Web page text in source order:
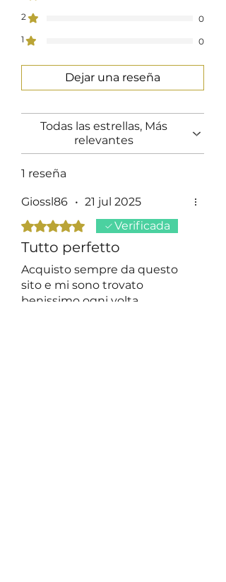
2
0
1
0
Dejar una reseña
Todas las estrellas, Más
relevantes
1 reseña
Giossl86 • 21 jul 2025
Obtuvo 5 de 5 estrellas.Verificada
Tutto perfetto
Acquisto sempre da questo
sito e mi sono trovato
benissimo ogni volta,